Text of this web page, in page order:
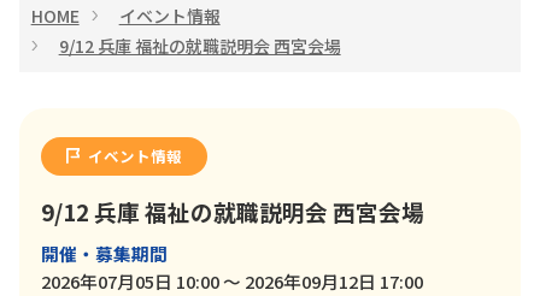
HOME
イベント情報
9/12 兵庫 福祉の就職説明会 西宮会場
イベント情報
9/12 兵庫 福祉の就職説明会 西宮会場
開催・募集期間
2026年07月05日 10:00 ～ 2026年09月12日 17:00